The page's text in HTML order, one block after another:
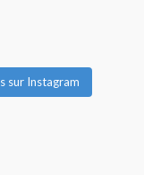
sur Instagram